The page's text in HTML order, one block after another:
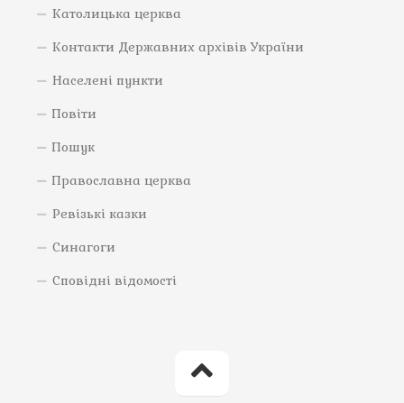
Католицька церква
Контакти Державних архівів України
Населені пункти
Повіти
Пошук
Православна церква
Ревізькі казки
Синагоги
Сповідні відомості